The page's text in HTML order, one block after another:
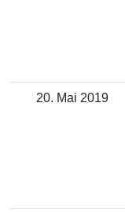
20. Mai 2019